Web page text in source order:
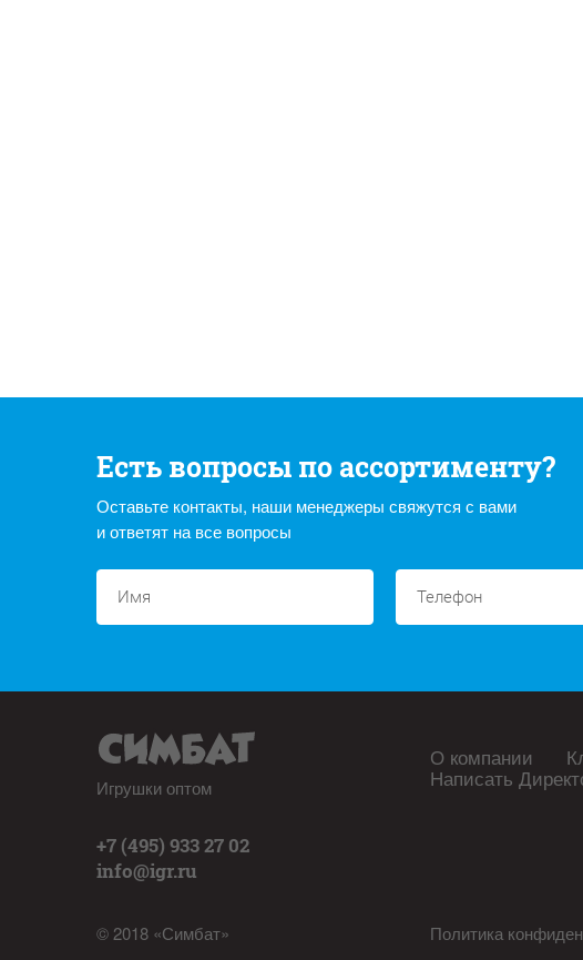
Есть вопросы по ассортименту?
Оставьте контакты, наши менеджеры свяжутся с вами
и ответят на все вопросы
Игрушки оптом
+7 (495) 933 27 02
info@igr.ru
© 2018 «Симбат»
О компании
Написать
Политика